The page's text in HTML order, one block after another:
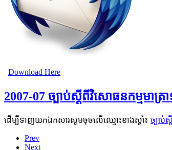
Download Here
2007-07 ច្បាប់ស្តីពីវិសោធនកម្មមាត្រ
ដើម្បីទាញយកឯកសារសូមចុចលើឈ្មោះខាងស្តាំ៖ ច្បាប់
Prev
Next